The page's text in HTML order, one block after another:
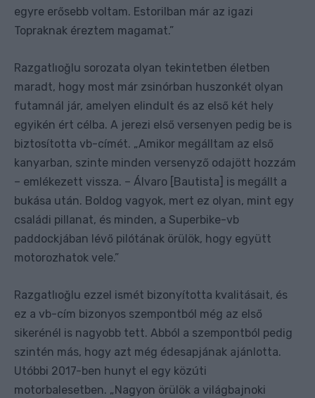
egyre erősebb voltam. Estorilban már az igazi
Topraknak éreztem magamat.”
Razgatlıoğlu sorozata olyan tekintetben életben
maradt, hogy most már zsinórban huszonkét olyan
futamnál jár, amelyen elindult és az első két hely
egyikén ért célba. A jerezi első versenyen pedig be is
biztosította vb-címét. „Amikor megálltam az első
kanyarban, szinte minden versenyző odajött hozzám
– emlékezett vissza. – Álvaro [Bautista] is megállt a
bukása után. Boldog vagyok, mert ez olyan, mint egy
családi pillanat, és minden, a Superbike-vb
paddockjában lévő pilótának örülök, hogy együtt
motorozhatok vele.”
Razgatlıoğlu ezzel ismét bizonyította kvalitásait, és
ez a vb-cím bizonyos szempontból még az első
sikerénél is nagyobb tett. Abból a szempontból pedig
szintén más, hogy azt még édesapjának ajánlotta.
Utóbbi 2017-ben hunyt el egy közúti
motorbalesetben. „Nagyon örülök a világbajnoki